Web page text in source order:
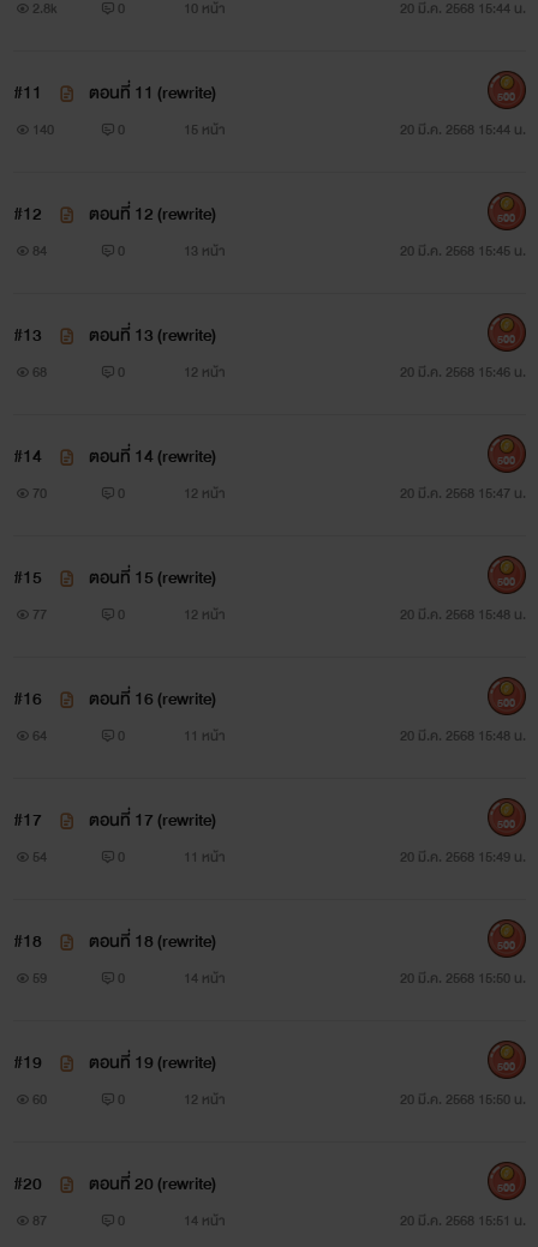
2.8k 0 10 หน้า 20 มี.ค. 2568 15:44 น.
#11 ตอนที่ 11 (rewrite)
140 0 15 หน้า 20 มี.ค. 2568 15:44 น.
500
#12 ตอนที่ 12 (rewrite)
84 0 13 หน้า 20 มี.ค. 2568 15:45 น.
500
#13 ตอนที่ 13 (rewrite)
68 0 12 หน้า 20 มี.ค. 2568 15:46 น.
500
#14 ตอนที่ 14 (rewrite)
70 0 12 หน้า 20 มี.ค. 2568 15:47 น.
500
#15 ตอนที่ 15 (rewrite)
77 0 12 หน้า 20 มี.ค. 2568 15:48 น.
500
#16 ตอนที่ 16 (rewrite)
64 0 11 หน้า 20 มี.ค. 2568 15:48 น.
500
#17 ตอนที่ 17 (rewrite)
54 0 11 หน้า 20 มี.ค. 2568 15:49 น.
500
#18 ตอนที่ 18 (rewrite)
59 0 14 หน้า 20 มี.ค. 2568 15:50 น.
500
#19 ตอนที่ 19 (rewrite)
60 0 12 หน้า 20 มี.ค. 2568 15:50 น.
500
#20 ตอนที่ 20 (rewrite)
87 0 14 หน้า 20 มี.ค. 2568 15:51 น.
500